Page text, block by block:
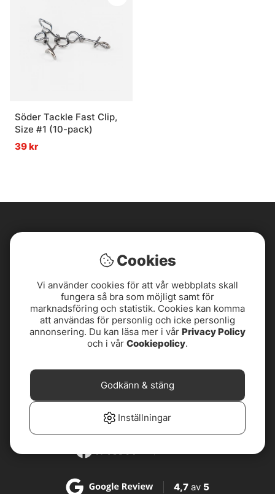
Söder Tackle Fast Clip,
Size #1 (10-pack)
39 kr
4,8av5
4,7 av 5
Cookies
Vi använder cookies för att vår webbplats skall
fungera så bra som möjligt samt för
marknadsföring och statistik. Cookies kan komma
att användas för personlig och icke personlig
annonsering. Du kan läsa mer i vår Privacy Policy
och i vår Cookiepolicy.
Inställningar
Godkänn & stäng